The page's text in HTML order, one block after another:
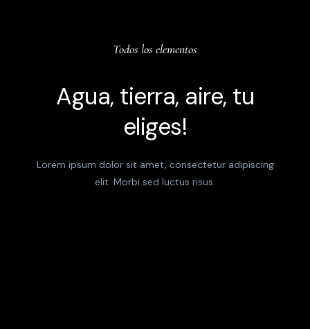
Todos los elementos
Agua, tierra, aire, tu
eliges!
Lorem ipsum dolor sit amet, consectetur adipiscing
elit. Morbi sed luctus risus.